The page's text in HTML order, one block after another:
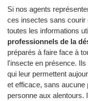
Si nos agents
ces insectes sans courir
toutes les informations
professionnels de la
préparés à faire face à
l'insecte en présence.
qui leur permettent
et efficace, sans aucune
personne aux alentours.